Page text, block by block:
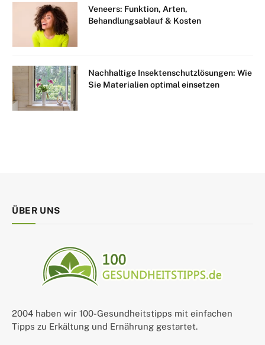
Veneers: Funktion, Arten,
Behandlungsablauf & Kosten
Nachhaltige Insektenschutzlösungen: Wie
Sie Materialien optimal einsetzen
ÜBER UNS
2004 haben wir 100-Gesundheitstipps mit einfachen
Tipps zu Erkältung und Ernährung gestartet.